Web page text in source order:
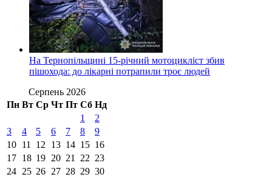
На Тернопільщині 15-річний мотоцикліст збив
пішохода: до лікарні потрапили троє людей
Серпень 2026
Пн Вт Ср Чт Пт Сб Нд
1
2
3
4 5 6 7 8
9
10 11 12 13 14 15 16
17 18 19 20 21 22 23
24 25 26 27 28 29 30